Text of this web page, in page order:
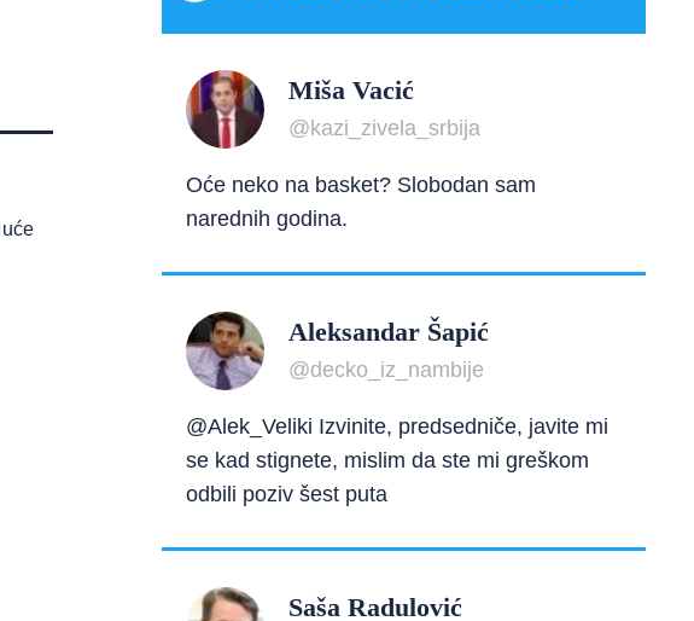
Miša Vacić
@kazi_zivela_srbija
Oće neko na basket? Slobodan sam
narednih godina.
Aleksandar Šapić
@decko_iz_nambije
@Alek_Veliki Izvinite, predsedniče, javite mi
se kad stignete, mislim da ste mi greškom
odbili poziv šest puta
Saša Radulović